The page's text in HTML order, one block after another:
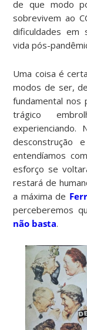
de que modo
sobrevivem ao
dificuldades em
vida pós-
Uma coisa é
modos de ser,
fundamental
trágico
experienciando.
desconstrução
entendíamos
esforço se
restará de
a máxima de
perceberemos
não basta.